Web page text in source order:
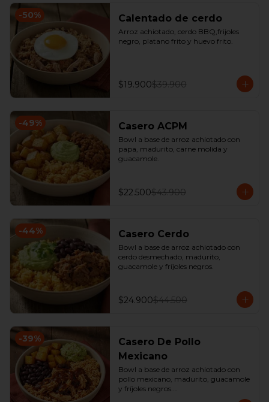
-50% Calentado de cerdo
Arroz achiotado, cerdo BBQ,frijoles
negro, platano frito y huevo frito.
$19.900$39.900
-49% Casero ACPM
Bowl a base de arroz achiotado con
papa, madurito, carne molida y
guacamole.
$22.500$43.900
-44% Casero Cerdo
Bowl a base de arroz achiotado con
cerdo desmechado, madurito,
guacamole y fríjoles negros.
$24.900$44.500
-39%
Casero De Pollo
Mexicano
Bowl a base de arroz achiotado con
pollo mexicano, madurito, guacamole
y fríjoles negros.